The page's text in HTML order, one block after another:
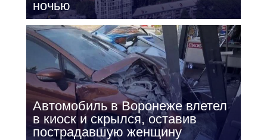
ночью
Автомобиль в Воронеже влетел
в киоск и скрылся, оставив
пострадавшую женщину